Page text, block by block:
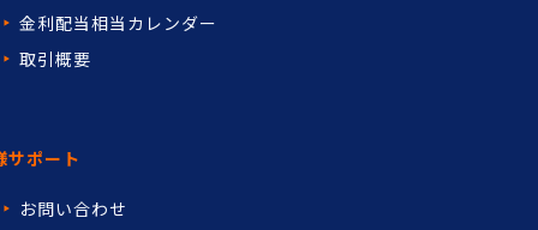
金利配当相当カレンダー
取引概要
サポート
お問い合わせ